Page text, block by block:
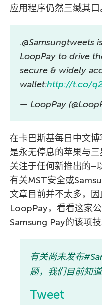
应用程序仍然三缄其口
.@Samsungtweets
LoopPay to drive
secure & widely
wallet:http://t.co/
— LoopPay
在卡巴斯基每日中文
是永无停息的苹果与
关注于任何新推出的–
有关MST安全或
文章目前并不太多，
LoopPay，看看这家
Samsung Pay的该项技
有关尚未发布
题，我们目前知道
Tweet